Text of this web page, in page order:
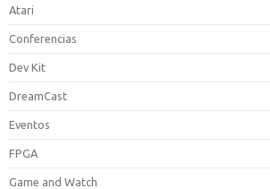
Atari
Conferencias
Dev Kit
DreamCast
Eventos
FPGA
Game and Watch